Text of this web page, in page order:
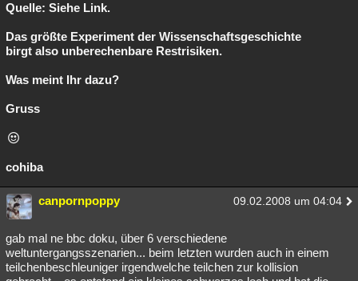
Quelle: Siehe Link.
Das größte Experiment der Wissenschaftsgeschichte
birgt also unberechenbare Restrisiken.
Was meint Ihr dazu?
Gruss
cohiba
canpornpoppy 09.02.2008 um 04:04
gab mal ne bbc doku, über 6 verschiedene
weltuntergangsszenarien... beim letzten wurden auch in einem
teilchenbeschleuniger irgendwelche teilchen zur kollision